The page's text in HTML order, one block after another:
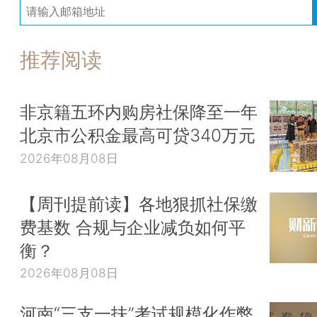
推荐阅读
非京籍五环内购房社保降至一年
北京市公积金最高可贷340万元
2026年08月08日
【周刊提前读】各地狠抓社保缴
费基数 合规与企业减负如何平
衡？
2026年08月08日